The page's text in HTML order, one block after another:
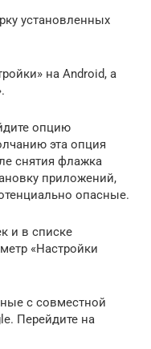
установленных
на Android, а
опцию
эта опция
снятия флажка
приложений,
опасные.
и в списке
«Настройки
с совместной
Перейдите на